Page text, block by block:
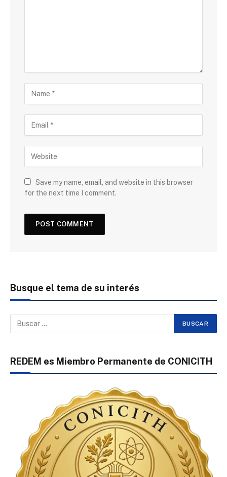
Save my name, email, and website in this browser
for the next time I comment.
Busque el tema de su interés
REDEM es Miembro Permanente de CONICITH